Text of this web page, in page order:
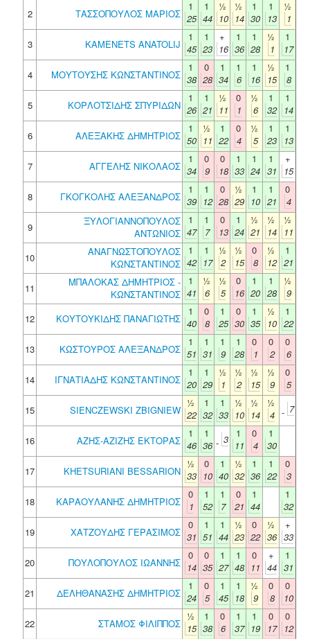
2
ΤΑΣΣΟΠΟΥΛΟΣ ΜΑΡΙΟΣ
1
25
1
44
½
10
½
14
1
30
1
13
½
1
3
KAMENETS ANATOLIJ
1
45
1
23
+
16
1
36
1
28
½
1
1
17
4
ΜΟΥΤΟΥΣΗΣ ΚΩΝΣΤΑΝΤΙΝΟΣ
1
38
0
28
1
34
1
6
1
16
½
15
1
8
5
ΚΟΡΛΟΤΣΙΔΗΣ ΣΠΥΡΙΔΩΝ
1
26
1
21
½
11
0
1
½
6
1
32
1
14
6
ΑΛΕΞΑΚΗΣ ΔΗΜΗΤΡΙΟΣ
1
50
½
11
1
22
0
4
½
5
1
23
1
13
7
ΑΓΓΕΛΗΣ ΝΙΚΟΛΑΟΣ
1
34
0
9
0
18
1
33
1
24
1
31
+
15
8
ΓΚΟΓΚΟΛΗΣ ΑΛΕΞΑΝΔΡΟΣ
1
39
1
12
0
28
½
29
1
10
1
21
0
4
9
ΞΥΛΟΓΙΑΝΝΟΠΟΥΛΟΣ
ΑΝΤΩΝΙΟΣ
1
47
1
7
0
13
1
24
½
21
½
14
½
11
10
ΑΝΑΓΝΩΣΤΟΠΟΥΛΟΣ
ΚΩΝΣΤΑΝΤΙΝΟΣ
1
42
1
17
½
2
½
15
0
8
½
12
1
21
11
ΜΠΑΛΟΚΑΣ ΔΗΜΗΤΡΙΟΣ -
ΚΩΝΣΤΑΝΤΙΝΟΣ
1
41
½
6
½
5
0
16
1
20
1
28
½
9
12
ΚΟΥΤΟΥΚΙΔΗΣ ΠΑΝΑΓΙΩΤΗΣ
1
40
0
8
1
25
0
30
1
35
½
10
1
22
13
ΚΩΣΤΟΥΡΟΣ ΑΛΕΞΑΝΔΡΟΣ
1
51
1
31
1
9
1
28
0
1
0
2
0
6
14
ΙΓΝΑΤΙΑΔΗΣ ΚΩΝΣΤΑΝΤΙΝΟΣ
1
20
1
29
½
1
½
2
½
15
½
9
0
5
15
SIENCZEWSKI ZBIGNIEW
½
22
1
32
1
33
½
10
½
14
½
4 - 7
16 ΑΖΗΣ-ΑΖΙΖΗΣ ΕΚΤΟΡΑΣ
1
46
1
36 - 3
1
11
0
4
1
30
17
KHETSURIANI BESSARION
½
33
0
10
1
40
½
32
1
36
1
22
0
3
18
ΚΑΡΑΟΥΛΑΝΗΣ ΔΗΜΗΤΡΙΟΣ
0
1
1
52
1
7
0
21
1
44
1
32
19
ΧΑΤΖΟΥΔΗΣ ΓΕΡΑΣΙΜΟΣ
0
31
1
51
1
44
½
23
0
22
½
36
+
33
20
ΠΟΥΛΟΠΟΥΛΟΣ ΙΩΑΝΝΗΣ
0
14
0
35
1
27
1
48
0
11
+
44
1
31
21
ΔΕΛΗΘΑΝΑΣΗΣ ΔΗΜΗΤΡΙΟΣ
1
24
0
5
1
45
1
18
½
9
0
8
0
10
22
ΣΤΑΜΟΣ ΦΙΛΙΠΠΟΣ
½
15
1
38
0
6
1
37
1
19
0
17
0
12